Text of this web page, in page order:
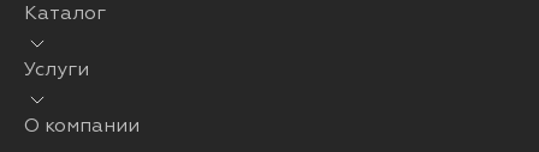
Каталог
Услуги
О компании